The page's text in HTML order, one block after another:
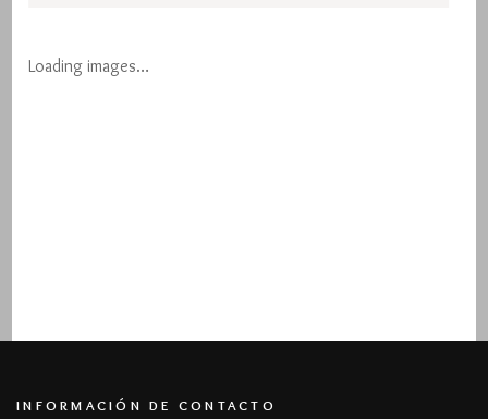
Loading images…
INFORMACIÓN DE CONTACTO